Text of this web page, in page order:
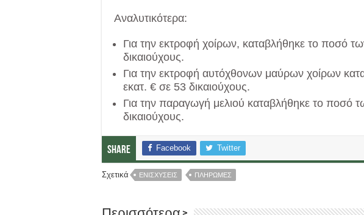
Αναλυτικότερα:
Για την εκτροφή χοίρων, καταβλήθηκε το ποσό
δικαιούχους.
Για την εκτροφή αυτόχθονων μαύρων χοίρων
εκατ. € σε 53 δικαιούχους.
Για την παραγωγή μελιού καταβλήθηκε το ποσό
δικαιούχους.
Share Facebook Twitter
Σχετικά ΕΝΙΣΧΥΣΕΙΣ ΠΛΗΡΩΜΕΣ